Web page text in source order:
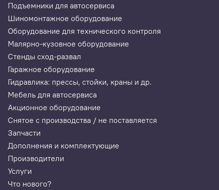
Подъемники для автосервиса
Шиномонтажное оборудование
Оборудование для технического контроля
Малярно-кузовное оборудование
Стенды сход-развал
Гаражное оборудование
Гидравлика: прессы, стойки, краны и др.
Мебель для автосервиса
Акционное оборудование
Снятое с производства / не поставляется
Запчасти
Дополнения и комплектующие
Производители
Услуги
Что нового?